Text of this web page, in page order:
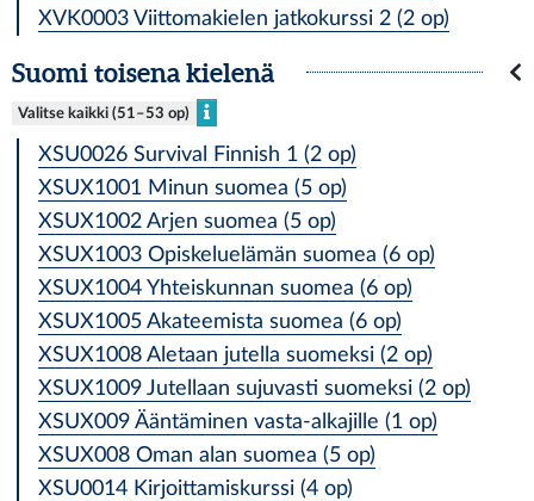
XVK0003 Viittomakielen jatkokurssi 2 (2 op)
Suomi toisena kielenä
Valitse kaikki (51–53 op)
XSU0026 Survival Finnish 1 (2 op)
XSUX1001 Minun suomea (5 op)
XSUX1002 Arjen suomea (5 op)
XSUX1003 Opiskeluelämän suomea (6 op)
XSUX1004 Yhteiskunnan suomea (6 op)
XSUX1005 Akateemista suomea (6 op)
XSUX1008 Aletaan jutella suomeksi (2 op)
XSUX1009 Jutellaan sujuvasti suomeksi (2 op)
XSUX009 Ääntäminen vasta-alkajille (1 op)
XSUX008 Oman alan suomea (5 op)
XSU0014 Kirjoittamiskurssi (4 op)